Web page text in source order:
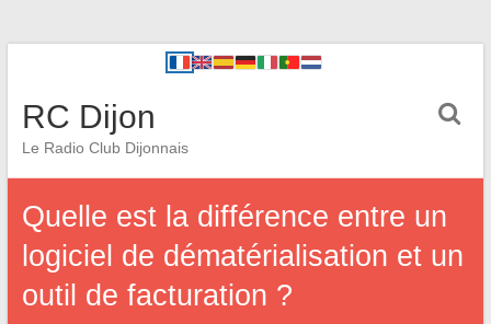
RC Dijon
Le Radio Club Dijonnais
Quelle est la différence entre un
logiciel de dématérialisation et un
outil de facturation ?